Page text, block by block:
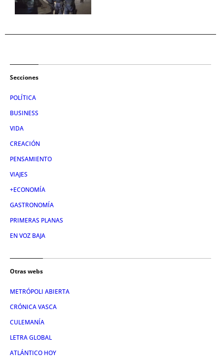
Secciones
POLÍTICA
BUSINESS
VIDA
CREACIÓN
PENSAMIENTO
VIAJES
+ECONOMÍA
GASTRONOMÍA
PRIMERAS PLANAS
EN VOZ BAJA
Otras webs
METRÓPOLI ABIERTA
CRÓNICA VASCA
CULEMANÍA
LETRA GLOBAL
ATLÁNTICO HOY